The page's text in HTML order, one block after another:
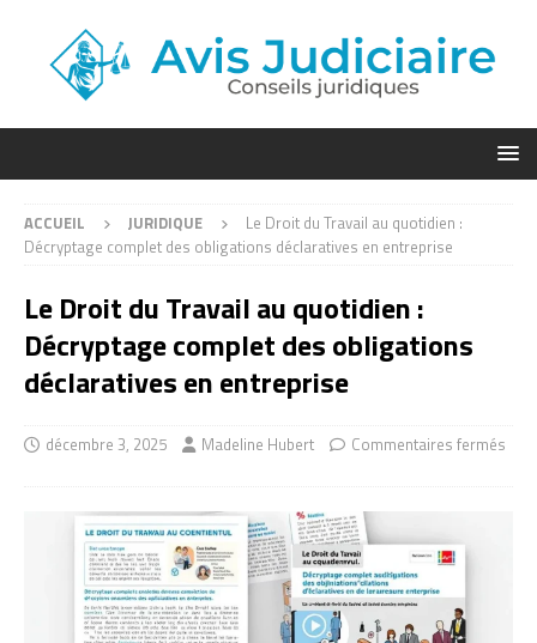
ACCUEIL JURIDIQUE
Le Droit du Travail au quotidien :
Décryptage complet des obligations déclaratives en entreprise
Le Droit du Travail au quotidien :
Décryptage complet des obligations
déclaratives en entreprise
décembre 3, 2025 Madeline Hubert Commentaires fermés